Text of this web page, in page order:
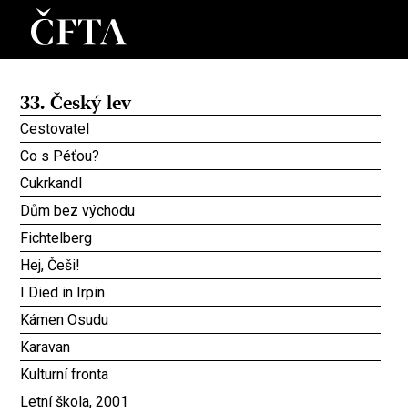
33. Český lev
Cestovatel
Co s Péťou?
Cukrkandl
Dům bez východu
Fichtelberg
Hej, Češi!
I Died in Irpin
Kámen Osudu
Karavan
Kulturní fronta
Letní škola, 2001